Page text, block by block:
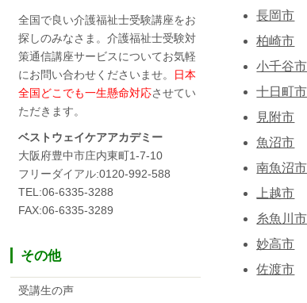
長岡市
柏崎市
小千谷市
十日町市
見附市
魚沼市
南魚沼市
上越市
糸魚川市
妙高市
佐渡市
全国で良い介護福祉士受験講座をお
探しのみなさま。介護福祉士受験対
策通信講座サービスについてお気軽
にお問い合わせくださいませ。 日本
全国どこでも一生懸命対応させてい
ただきます。
ベストウェイケアアカデミー
大阪府豊中市庄内東町1-7-10
フリーダイアル:0120-992-588
TEL:06-6335-3288
FAX:06-6335-3289
その他
受講生の声